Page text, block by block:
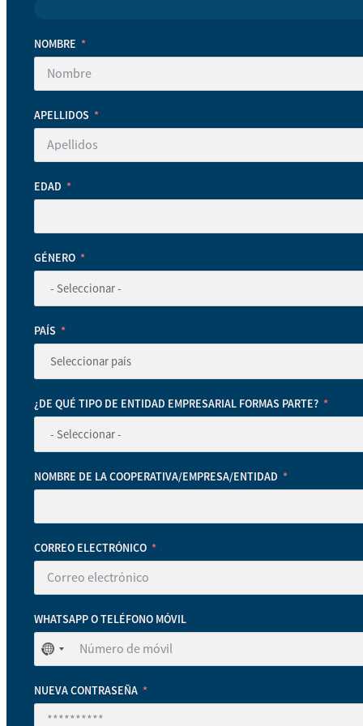
NOMBRE
APELLIDOS
EDAD
GÉNERO
PAÍS
¿DE QUÉ TIPO DE ENTIDAD EMPRESARIAL FORMAS PARTE?
NOMBRE DE LA COOPERATIVA/EMPRESA/ENTIDAD
CORREO ELECTRÓNICO
WHATSAPP O TELÉFONO MÓVIL
No
se
ha
seleccionado
ningún
NUEVA CONTRASEÑA